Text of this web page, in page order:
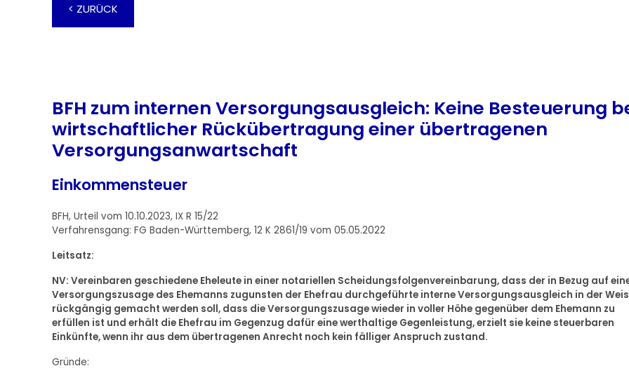
< ZURÜCK
BFH zum internen Versorgungsausgleich: Keine Besteuerung
wirtschaftlicher Rückübertragung einer übertragenen
Versorgungsanwartschaft
Einkommensteuer
BFH, Urteil vom 10.10.2023, IX R 15/22
Verfahrensgang: FG Baden-Württemberg, 12 K 2861/19 vom 05.05.2022
Leitsatz:
NV: Vereinbaren geschiedene Eheleute in einer notariellen Scheidungsfolgenvereinbarung, dass der in Bezug auf
Versorgungszusage des Ehemanns zugunsten der Ehefrau durchgeführte interne Versorgungsausgleich in der
rückgängig gemacht werden soll, dass die Versorgungszusage wieder in voller Höhe gegenüber dem Ehemann zu
erfüllen ist und erhält die Ehefrau im Gegenzug dafür eine werthaltige Gegenleistung, erzielt sie keine steuerbaren
Einkünfte, wenn ihr aus dem übertragenen Anrecht noch kein fälliger Anspruch zustand.
Gründe: